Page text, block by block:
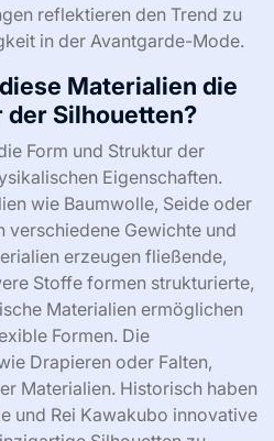
reflektieren den Trend zu
in der Avantgarde-Mode.
Materialien die
der Silhouetten?
Form und Struktur der
Eigenschaften.
wie Baumwolle, Seide oder
verschiedene Gewichte und
erzeugen fließende,
Stoffe formen strukturierte,
Materialien ermöglichen
Formen. Die
Drapieren oder Falten,
Materialien. Historisch haben
und Rei Kawakubo innovative